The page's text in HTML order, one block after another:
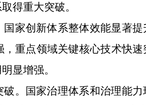
得重大突破。
家创新体系整体效能显著提
重点领域关键核心技术快
显增强。
。国家治理体系和治理能力